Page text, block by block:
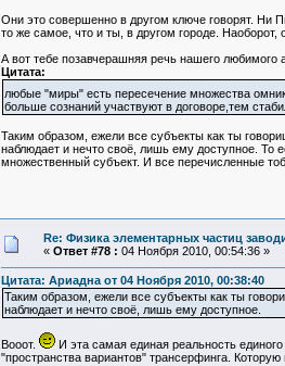
Они это совершенно в другом ключе говорят. Ни
то же самое, что и ты, в другом городе.
А вот тебе позавчерашняя речь нашего любимого
Цитата:
любые "миры" есть пересечение множества
больше сознаний участвуют в договоре,тем
Таким образом, ежели все субъекты как ты
наблюдает и нечто своё, лишь ему доступное. То
множественный субъект. И все перечисленные
Re: Физика элементарных частиц
« Ответ #78 : 04 Ноября 2010, 00:54:36 »
Цитата: Ариадна от 04 Ноября 2010, 00:38:40
Таким образом, ежели все субъекты как ты
наблюдает и нечто своё, лишь ему доступное.
Вооот.
И эта самая единая реальность
"пространства вариантов" трансерфинга.